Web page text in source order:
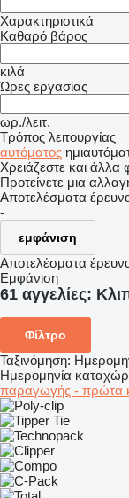
Χαρακτηριστικά
Καθαρό βάρος
κιλά
Ώρες εργασίας
ωρ./λειτ.
Τρόπος λειτουργίας
αυτόματος
Χρειάζεστε και άλλα
Προτείνετε μια
Αποτελέσματα
-
εμφάνιση
Αποτελέσματα
Εμφάνιση
61 αγγελίες:
Φίλτρο
Ταξινόμηση:
Ημερομηνία
παραγωγής - πρώτα